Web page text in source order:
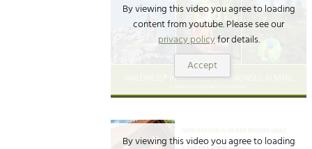
By viewing this video you agree to loading
content from youtube. Please see our
privacy policyfor details.
Accept
By viewing this video you agree to loading